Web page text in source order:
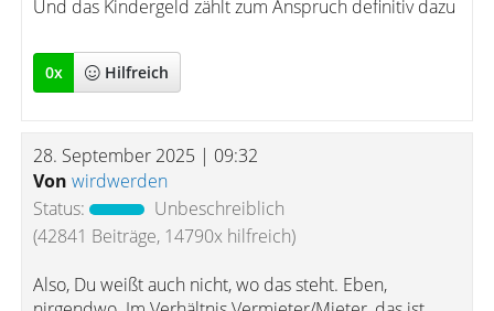
Und das Kindergeld zählt zum Anspruch definitiv dazu
0x Hilfreich
28. September 2025 | 09:32
Von wirdwerden
Status:
Unbeschreiblich
(42841 Beiträge, 14790x hilfreich)
Also, Du weißt auch nicht, wo das steht. Eben,